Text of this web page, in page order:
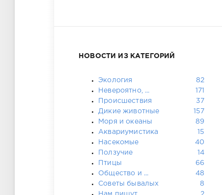
НОВОСТИ ИЗ КАТЕГОРИЙ
Экология
82
Невероятно, ...
171
Происшествия
37
Дикие животные
157
Моря и океаны
89
Аквариумистика
15
Насекомые
40
Ползучие
14
Птицы
66
Общество и ...
48
Советы бывалых
8